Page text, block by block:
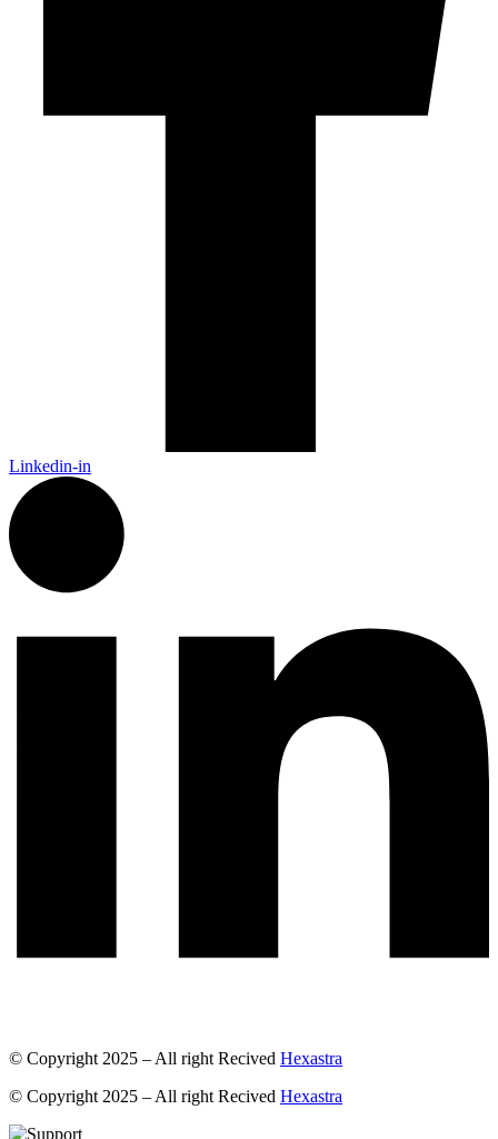
Linkedin-in
© Copyright 2025 – All right Recived Hexastra
© Copyright 2025 – All right Recived Hexastra